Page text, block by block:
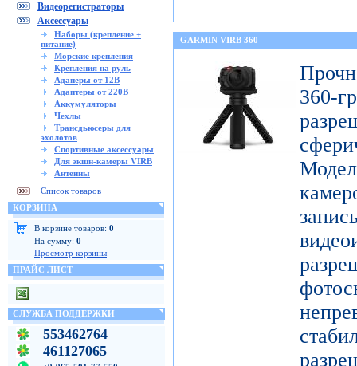
Видеорегистраторы
Аксессуары
Наборы (крепление +
питание)
Морские крепления
Крепления на руль
Адаперы от 12В
Адаптеры от 220В
Аккумуляторы
Чехлы
Трансдьюсеры для
эхолотов
Спортивные аксессуары
Для экшн-камеры VIRB
Антенны
Список товаров
КОРЗИНА
В корзине товаров: 0
На сумму: 0
Просмотр корзины
ПРАЙС ЛИСТ
СЛУЖБА ПОДДЕРЖКИ
553462764
461127065
GARMIN VIRB 360